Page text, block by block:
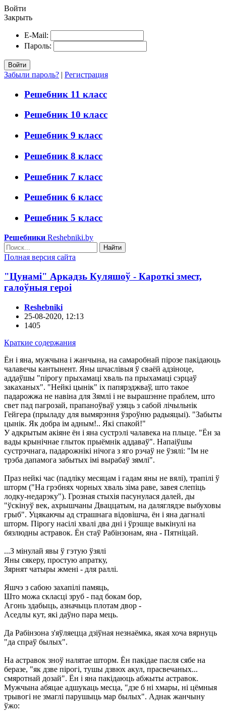
Войти
Закрыть
E-Mail:
Пароль:
Войти
Забыли пароль? | Регистрация
Решебник 11 класс
Решебник 10 класс
Решебник 9 класс
Решебник 8 класс
Решебник 7 класс
Решебник 6 класс
Решебник 5 класс
Решебники Reshebniki.by
Найти
Полная версия сайта
"Цунамі" Аркадзь Куляшоў - Кароткі змест,
галоўныя героі
Reshebniki
25-08-2020, 12:13
1405
Краткие содержания
Ён і яна, мужчына і жанчына, на самаробнай пірозе пакідаюць
чалавечы кантынент. Яны шчаслівыя ў сваёй адзіноце,
аддаўшы "пірогу прыхамаці хваль па прыхамаці сэрцаў
закаханых". "Нейкі цынік" іх папярэджваў, што такое
падарожжа не навіна для Зямлі і не вырашэнне праблем, што
свет пад пагрозай, прапаноўваў узяць з сабой лічыльнік
Гейгера (прыладу для вымярэння ўзроўню радыяцыі). "Забыты
цынік. Як добра ім адным!.. Які спакой!"
У адкрытым акіяне ён і яна сустрэлі чалавека на плыце. "Ён за
вады крынічнае глыток прыёмнік аддаваў". Напаіўшы
сустрэчнага, падарожнікі нічога з яго рэчаў не ўзялі: "Ім не
трэба дапамога забытых імі вырабаў зямлі".
Праз нейкі час (падліку месяцам і гадам яны не вялі), трапілі ў
шторм ("На грэбнях чорных хваль зіма раве, завея слепіць
лодку-недарэку"). Грозная стыхія пасунулася далей, ды
"ўскінуў век, ахрышчаны Дваццатым, на даляглядзе выбуховы
грыб". Уцякаючы ад страшнага відовішча, ён і яна дагналі
шторм. Пірогу насілі хвалі два дні і ўрэшце выкінулі на
бязлюдны астравок. Ён стаў Рабінзонам, яна - Пятніцай.
...З мінулай явы ў гэтую ўзялі
Яны сякеру, простую апратку,
Зярнят чатыры жмені - для раллі.
Яшчэ з сабою захапілі памяць,
Што можа скласці зруб - пад бокам бор,
Агонь здабыць, азначыць плотам двор -
Аседлы кут, які даўно пара мець.
Да Рабінзона з'яўляецца дзіўная незнаёмка, якая хоча вярнуць
"да спраў былых".
На астравок зноў налятае шторм. Ён пакідае пасля сябе на
беразе, "як дзве пірогі, тушы дзвюх акул, прасвечаных...
смяротнай дозай". Ён і яна пакідаюць абжыты астравок.
Мужчына абяцае адшукаць месца, "дзе б ні хмары, ні цёмныя
трывогі не змаглі парушыць мар былых". Аднак жанчыну
ўжо: